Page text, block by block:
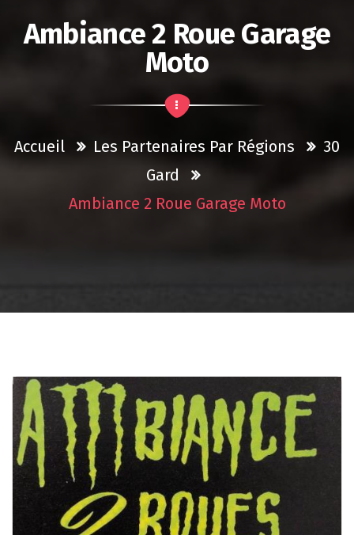
Ambiance 2 Roue Garage
Moto
Accueil Les Partenaires Par Régions
30
Gard
Ambiance 2 Roue Garage Moto